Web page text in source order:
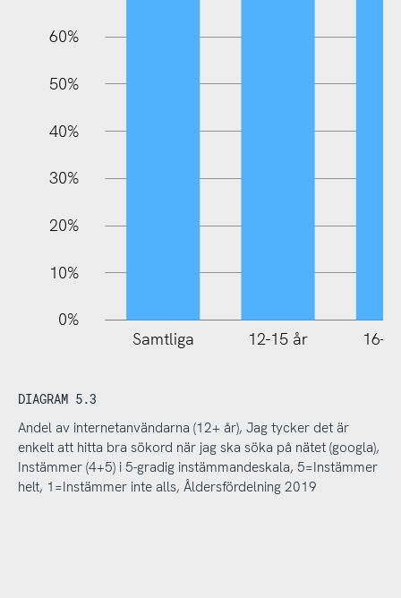
10%
60%
50%
40%
30%
20%
10%
0%
Samtliga 12-15 år 16-
DIAGRAM 5.3
Andel av internetanvändarna (12+ år), Jag tycker det är
enkelt att hitta bra sökord när jag ska söka på nätet (googla),
Instämmer (4+5) i 5-gradig instämmandeskala, 5=Instämmer
helt, 1=Instämmer inte alls, Åldersfördelning 2019